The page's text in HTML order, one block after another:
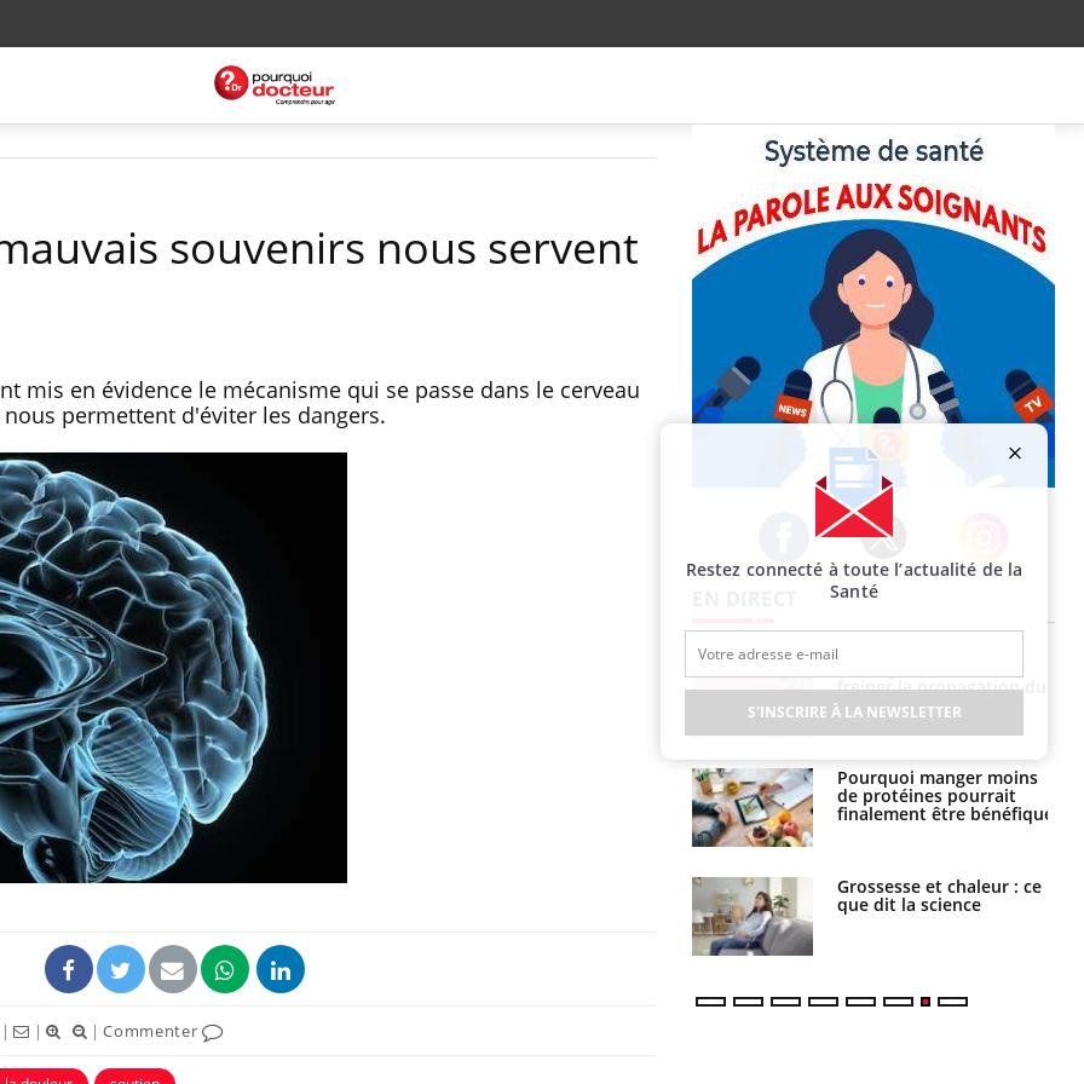
souvenirs nous servent
mis en évidence le mécanisme qui se passe dans le cerveau
permettent d'éviter les dangers.
| | |Commenter
Facebook Twitter Instagram
Les médicaments GLP-1
protègent-ils aussi les os
?
Cytomégalovirus : ce qui
change dans la prise en
charge des femmes
enceintes
La sieste empêche-t-elle
tous les jours se profile-t- freiner la propagation du
cancer ?
Pourquoi manger moins
de protéines pourrait
finalement être bénéfique
Grossesse et chaleur : ce
que dit la science
Restez connecté à toute l’actualité de la
Santé
S'INSCRIRE À LA NEWSLETTER